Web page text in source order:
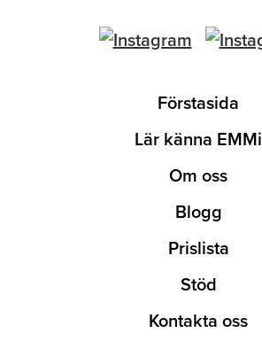
Förstasida
Lär känna EMMi
Om oss
Blogg
Prislista
Stöd
Kontakta oss